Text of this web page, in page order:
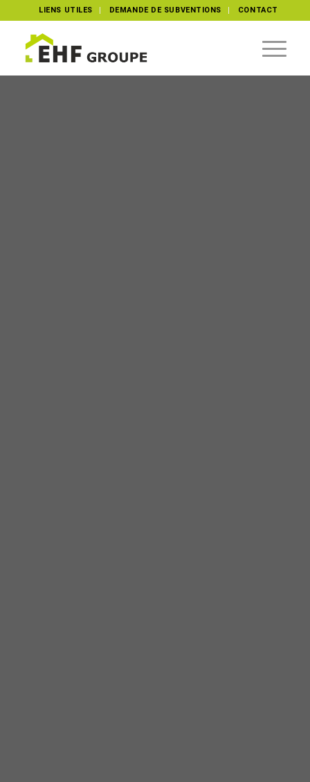
LIENS UTILES DEMANDE DE SUBVENTIONS CONTACT